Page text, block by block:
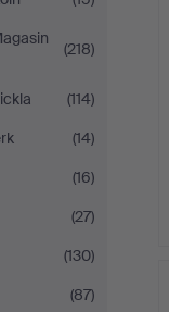
(218)
(114)
(14)
(16)
(27)
(130)
(87)